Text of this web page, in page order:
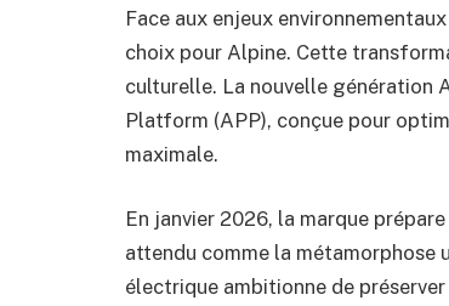
Face aux enjeux
choix pour Alpine. Cette
culturelle. La nouvelle génération
Platform (APP), conçue pour
maximale.
En janvier 2026, la marque
attendu comme la métamorphose
électrique ambitionne de